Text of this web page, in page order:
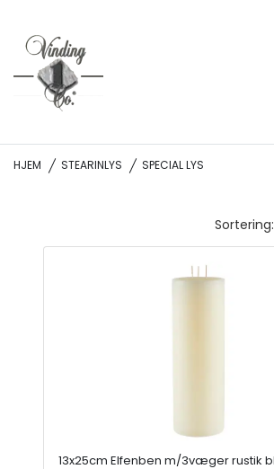
HJEM STEARINLYS SPECIAL LYS
Sortering:
13x25cm Elfenben m/3væger rustik